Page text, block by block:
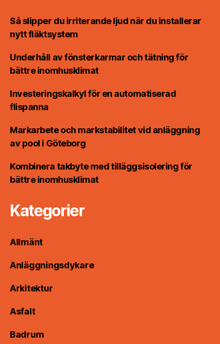
Så slipper du irriterande ljud när du installerar
nytt fläktsystem
Underhåll av fönsterkarmar och tätning för
bättre inomhusklimat
Investeringskalkyl för en automatiserad
flispanna
Markarbete och markstabilitet vid anläggning
av pool i Göteborg
Kombinera takbyte med tilläggsisolering för
bättre inomhusklimat
Kategorier
Allmänt
Anläggningsdykare
Arkitektur
Asfalt
Badrum